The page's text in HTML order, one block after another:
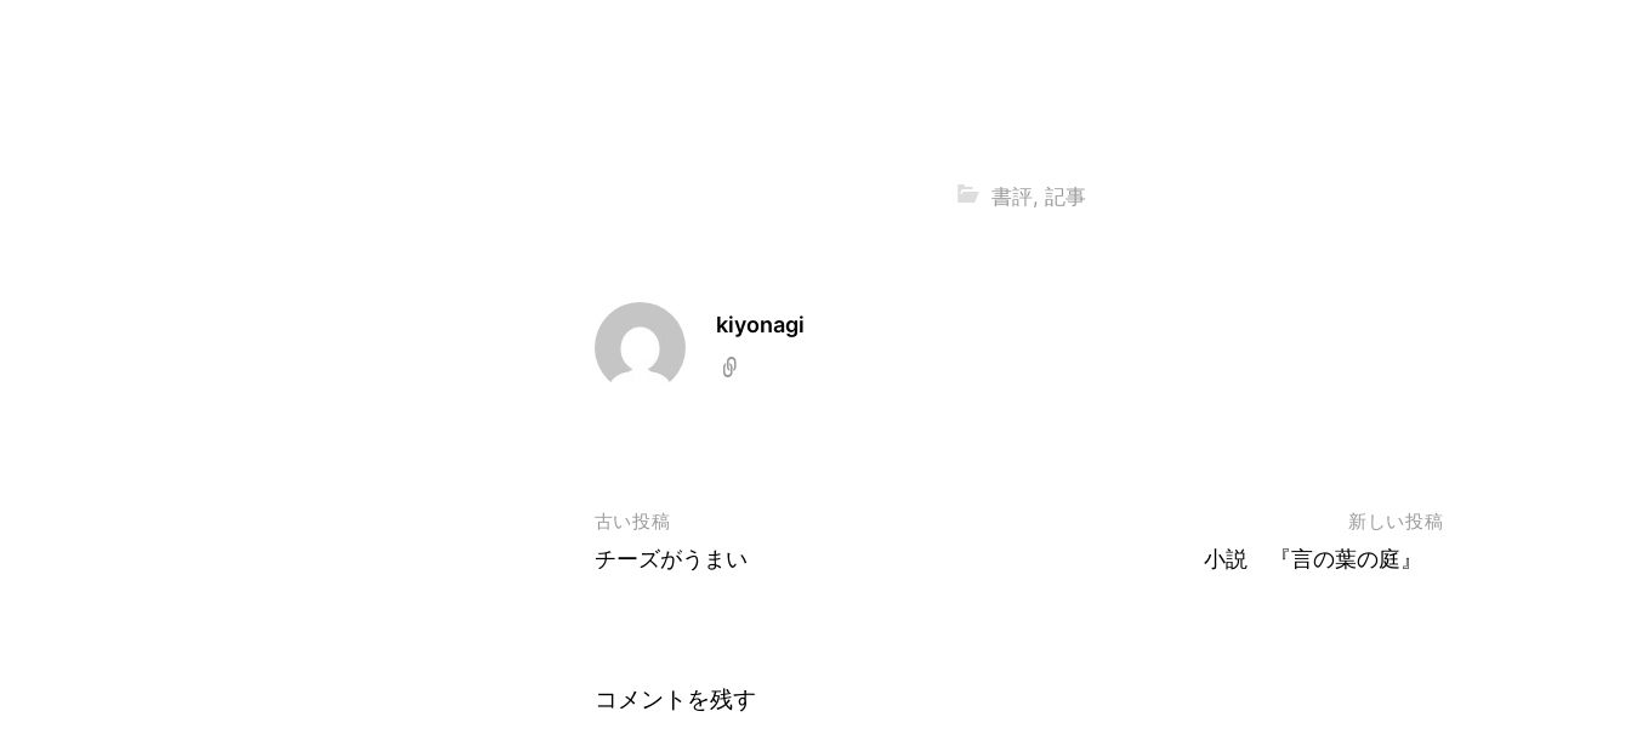
書評, 記事
kiyonagi
投
稿
ー
古い投稿
チーズがうまい
新しい投稿
小説 『言の葉の庭』
コメントを残す